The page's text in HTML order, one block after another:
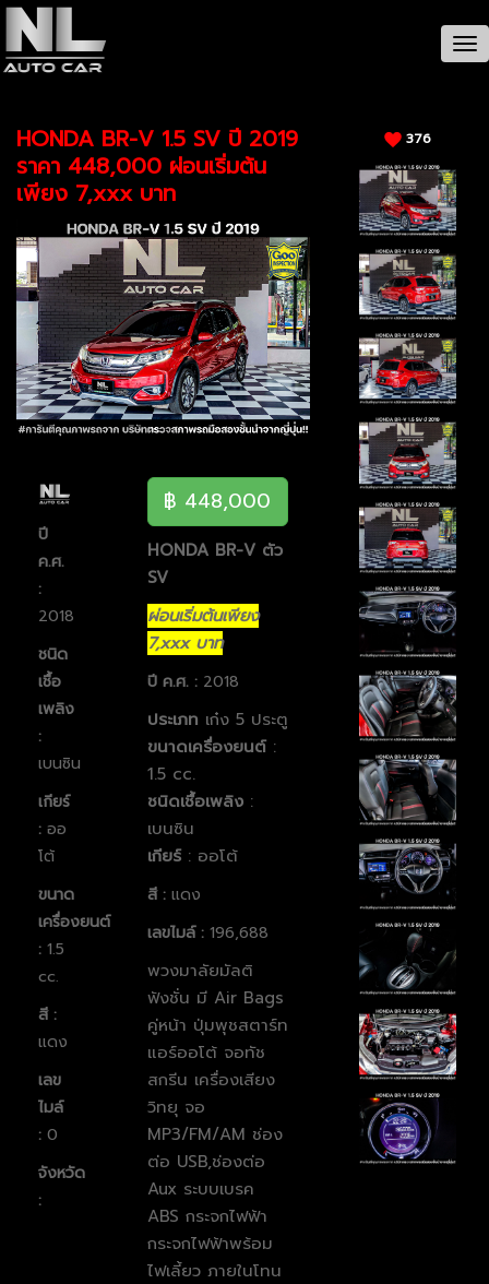
HONDA BR-V 1.5 SV ปี 2019
ราคา 448,000 ผ่อนเริ่มต้น
เพียง 7,xxx บาท
ปี
ค.ศ.
:
2018
ชนิด
เชื้อ
เพลิง
:
เบนซิน
เกียร์
: ออ
โต้
ขนาด
เครื่องยนต์
: 1.5
cc.
สี :
แดง
เลข
ไมล์
: 0
จังหวัด
:
฿ 448,000
HONDA BR-V ตัว
SV
ผ่อนเริ่มต้นเพียง
7,xxx บาท
ปี ค.ศ. : 2018
ประเภท เก๋ง 5 ประตู
ขนาดเครื่องยนต์:
1.5 cc.
ชนิดเชื้อเพลิง:
เบนซิน
เกียร์: ออโต้
สี : แดง
เลขไมล์ : 196,688
พวงมาลัยมัลติ
ฟังชั่น มี Air Bags
คู่หน้า ปุ่มพุชสตาร์ท
แอร์ออโต้ จอทัช
สกรีน เครื่องเสียง
วิทยุ จอ
MP3/FM/AM ช่อง
ต่อ USB,ช่องต่อ
Aux ระบบเบรค
ABS กระจกไฟฟ้า
กระจกไฟฟ้าพร้อม
ไฟเลี้ยว ภายในโทน
376